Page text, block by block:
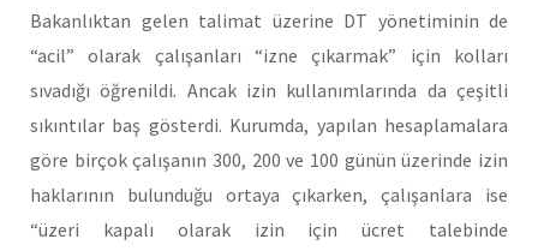
Bakanlıktan gelen talimat üzerine DT yönetiminin de
“acil” olarak çalışanları “izne çıkarmak” için kolları
sıvadığı öğrenildi. Ancak izin kullanımlarında da çeşitli
sıkıntılar baş gösterdi. Kurumda, yapılan hesaplamalara
göre birçok çalışanın 300, 200 ve 100 günün üzerinde izin
haklarının bulunduğu ortaya çıkarken, çalışanlara ise
“üzeri kapalı olarak izin için ücret talebinde